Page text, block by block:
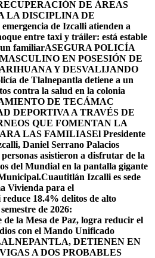
DE ÁREAS
LA DISCIPLINA DE
de Izcalli atienden a
entre taxi y tráiler: está estable
un familiarASEGURA POLICÍA
EN POSESIÓN DE
Y DESVALIJANDO
de Tlalnepantla detiene a un
contra la salud en la colonia
DE TECÁMAC
DEPORTIVA A TRAVÉS DE
QUE FOMENTAN LA
LAS FAMILIASEl Presidente
Daniel Serrano Palacios
asistieron a disfrutar de la
del Mundial en la pantalla gigante
Cuautitlán Izcalli es sede
Vivienda para el
18.4% delitos de alto
de 2026:
de la Mesa de Paz, logra reducir el
con el Mando Unificado
​DETIENEN EN
A DOS PROBABLES